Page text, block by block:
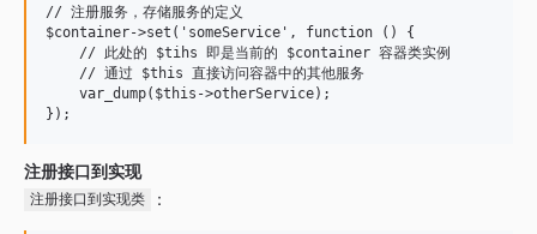
// 注册服务，存储服务的定义
$container->set('someService', function () {
    // 此处的 $tihs 即是当前的 $container 容器类实例
    // 通过 $this 直接访问容器中的其他服务
    var_dump($this->otherService);
注册接口到实现
注册接口到实现类 ：